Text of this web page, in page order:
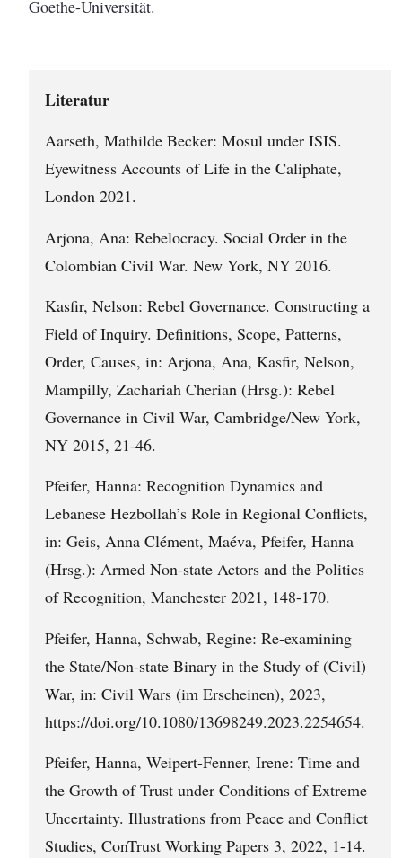
Goethe-Universität.
Literatur
Aarseth, Mathilde Becker: Mosul under ISIS.
Eyewitness Accounts of Life in the Caliphate,
London 2021.
Arjona, Ana: Rebelocracy. Social Order in the
Colombian Civil War. New York, NY 2016.
Kasfir, Nelson: Rebel Governance. Constructing a
Field of Inquiry. Definitions, Scope, Patterns,
Order, Causes, in: Arjona, Ana, Kasfir, Nelson,
Mampilly, Zachariah Cherian (Hrsg.): Rebel
Governance in Civil War, Cambridge/New York,
NY 2015, 21-46.
Pfeifer, Hanna: Recognition Dynamics and
Lebanese Hezbollah’s Role in Regional Conflicts,
in: Geis, Anna Clément, Maéva, Pfeifer, Hanna
(Hrsg.): Armed Non-state Actors and the Politics
of Recognition, Manchester 2021, 148-170.
Pfeifer, Hanna, Schwab, Regine: Re-examining
the State/Non-state Binary in the Study of (Civil)
War, in: Civil Wars (im Erscheinen), 2023,
https://doi.org/10.1080/13698249.2023.2254654.
Pfeifer, Hanna, Weipert-Fenner, Irene: Time and
the Growth of Trust under Conditions of Extreme
Uncertainty. Illustrations from Peace and Conflict
Studies, ConTrust Working Papers 3, 2022, 1-14.